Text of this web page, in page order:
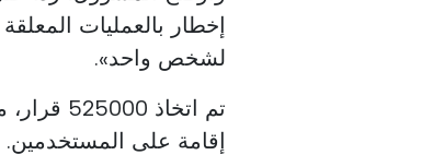
لشخص واحد».
إقامة على المستخدمين.